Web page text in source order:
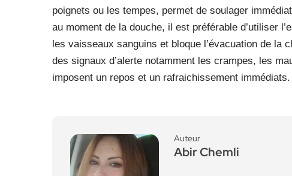
poignets ou les tempes, permet de soulager
au moment de la douche, il est préférable d’utiliser
les vaisseaux sanguins et bloque l’évacuation de la
des signaux d’alerte notamment les crampes, les
imposent un repos et un rafraichissement immédiats.
Auteur
Abir Chemli